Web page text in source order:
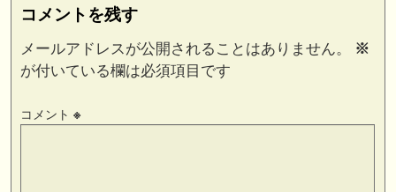
コメントを残す
メールアドレスが公開されることはありません。
※
が付いている欄は必須項目です
コメント ※